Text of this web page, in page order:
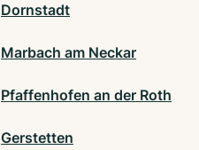
Dornstadt
Marbach am Neckar
Pfaffenhofen an der Roth
Gerstetten